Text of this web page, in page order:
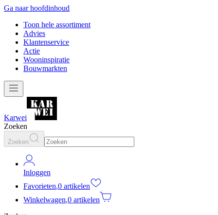
Ga naar hoofdinhoud
Toon hele assortiment
Advies
Klantenservice
Actie
Wooninspiratie
Bouwmarkten
Karwei
Zoeken
Zoeken
Inloggen
Favorieten,0 artikelen
Winkelwagen,0 artikelen